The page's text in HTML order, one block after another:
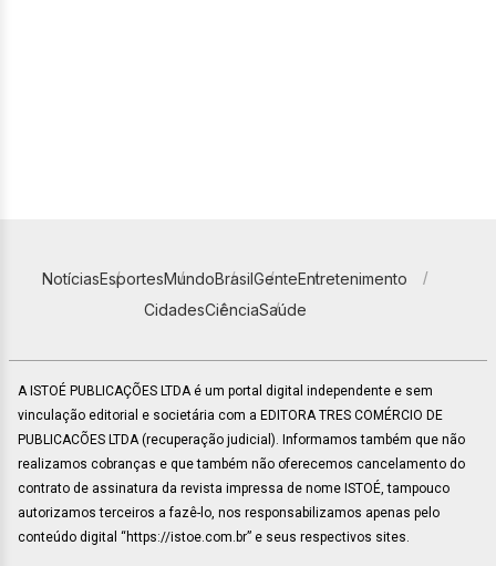
NotíciasEsportesMundoBrasilGenteEntretenimento
CidadesCiênciaSaúde
A ISTOÉ PUBLICAÇÕES LTDA é um portal digital independente e sem
vinculação editorial e societária com a EDITORA TRES COMÉRCIO DE
PUBLICACÕES LTDA (recuperação judicial). Informamos também que não
realizamos cobranças e que também não oferecemos cancelamento do
contrato de assinatura da revista impressa de nome ISTOÉ, tampouco
autorizamos terceiros a fazê-lo, nos responsabilizamos apenas pelo
conteúdo digital “https://istoe.com.br” e seus respectivos sites.